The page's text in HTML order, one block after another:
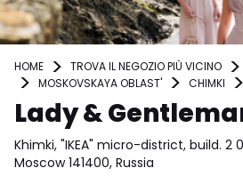
HOME TROVA IL NEGOZIO PIÙ VICINO
MOSKOVSKAYA OBLAST'
CHIMKI
Lady &
Khimki, "IKEA" micro-district, build. 2
Moscow 141400, Russia